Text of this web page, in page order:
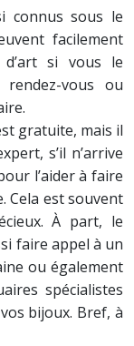
connus sous le
facilement
si vous le
vous ou
gratuite, mais il
s’il n’arrive
l’aider à faire
Cela est souvent
À part, le
faire appel à un
ou également
spécialistes
bijoux. Bref, à